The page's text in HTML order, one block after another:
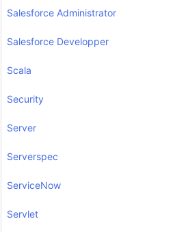
Salesforce Administrator
Salesforce Developper
Scala
Security
Server
Serverspec
ServiceNow
Servlet